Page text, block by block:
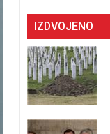
IZDVOJENO